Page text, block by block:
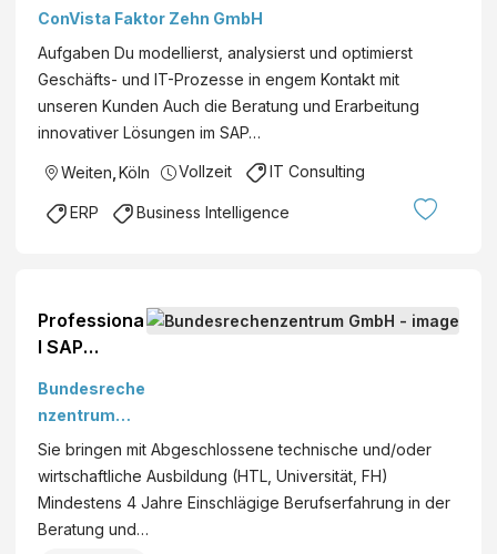
ConVista Faktor Zehn GmbH
Aufgaben Du modellierst, analysierst und optimierst
Geschäfts- und IT-Prozesse in engem Kontakt mit
unseren Kunden Auch die Beratung und Erarbeitung
innovativer Lösungen im SAP…
Weiten Köln Vollzeit IT Consulting
ERP Business Intelligence
Professiona
l SAP
(w/m/d)
FI/CO
Bundesreche
nzentrum
GmbH
Sie bringen mit Abgeschlossene technische und/oder
wirtschaftliche Ausbildung (HTL, Universität, FH)
Mindestens 4 Jahre Einschlägige Berufserfahrung in der
Beratung und…